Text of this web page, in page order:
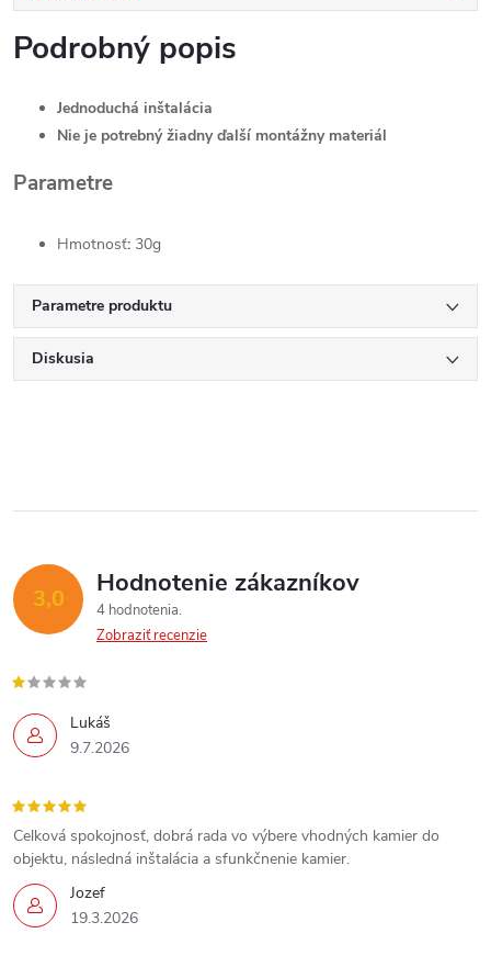
Podrobný popis
Jednoduchá inštalácia
Nie je potrebný žiadny ďalší montážny materiál
Parametre
Hmotnosť: 30g
Parametre produktu
Diskusia
3,0 Hodnotenie zákazníkov
4 hodnotenia
Zobraziť recenzie
Lukáš
9.7.2026
Jozef
19.3.2026
Celková spokojnosť, dobrá rada vo výbere vhodných kamier do
objektu, následná inštalácia a sfunkčnenie kamier.